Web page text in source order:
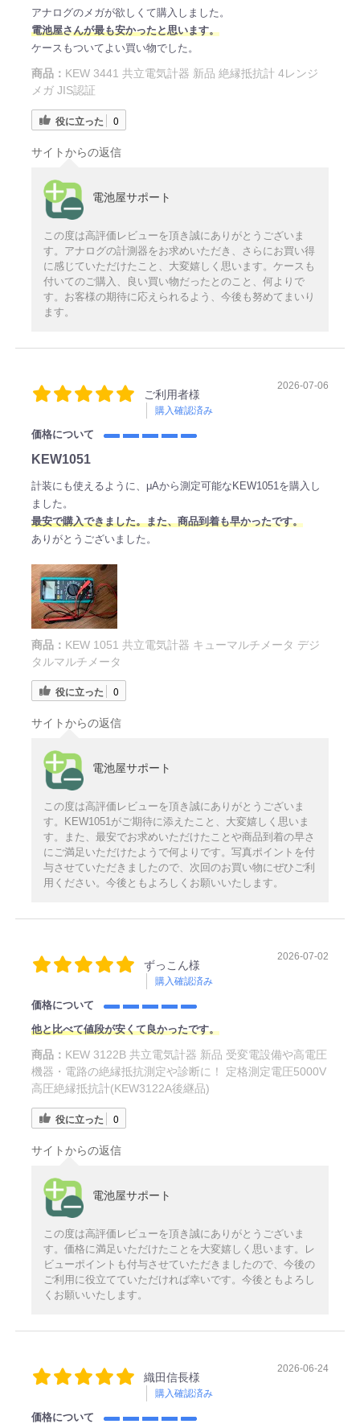
アナログのメガが欲しくて購入しました。
電池屋さんが最も安かったと思います。
ケースもついてよい買い物でした。
商品： KEW 3441 共立電気計器 新品 絶縁抵抗計 4レンジ
メガ JIS認証
役に立った 0
サイトからの返信
電池屋サポート
この度は高評価レビューを頂き誠にありがとうございま
す。アナログの計測器をお求めいただき、さらにお買い得
に感じていただけたこと、大変嬉しく思います。ケースも
付いてのご購入、良い買い物だったとのこと、何よりで
す。お客様の期待に応えられるよう、今後も努めてまいり
ます。
ご利用者様
購入確認済み
2026-07-06
価格について
KEW1051
計装にも使えるように、μAから測定可能なKEW1051を購入し
ました。
最安で購入できました。また、商品到着も早かったです。
ありがとうございました。
商品： KEW 1051 共立電気計器 キューマルチメータ デジ
タルマルチメータ
役に立った 0
サイトからの返信
電池屋サポート
この度は高評価レビューを頂き誠にありがとうございま
す。KEW1051がご期待に添えたこと、大変嬉しく思いま
す。また、最安でお求めいただけたことや商品到着の早さ
にご満足いただけたようで何よりです。写真ポイントを付
与させていただきましたので、次回のお買い物にぜひご利
用ください。今後ともよろしくお願いいたします。
ずっこん様
購入確認済み
2026-07-02
価格について
他と比べて値段が安くて良かったです。
商品： KEW 3122B 共立電気計器 新品 受変電設備や高電圧
機器・電路の絶縁抵抗測定や診断に！ 定格測定電圧5000V
高圧絶縁抵抗計(KEW3122A後継品)
役に立った 0
サイトからの返信
電池屋サポート
この度は高評価レビューを頂き誠にありがとうございま
す。価格に満足いただけたことを大変嬉しく思います。レ
ビューポイントも付与させていただきましたので、今後の
ご利用に役立てていただければ幸いです。今後ともよろし
くお願いいたします。
織田信長様
購入確認済み
2026-06-24
価格について